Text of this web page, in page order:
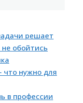
решает
обойтись
нужно для
в профессии